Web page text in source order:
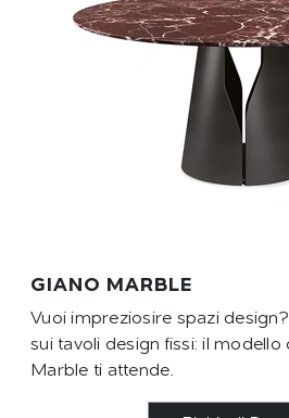
GIANO MARBLE
Vuoi impreziosire spazi
sui tavoli design fissi: il modello
Marble ti attende.